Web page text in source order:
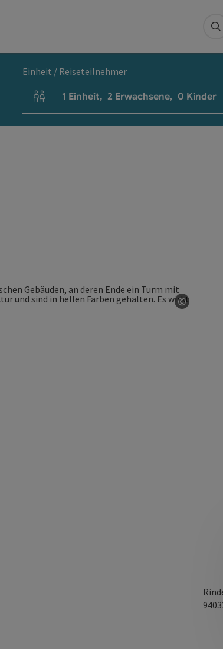
Einheit / Reiseteilnehmer
Einheitenanzahl und Personenfelder
1 Einheit, 2 Erwachsene, 0 Kinder
©